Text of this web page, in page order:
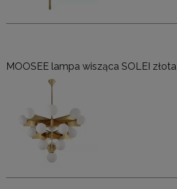
MOOSEE lampa wisząca SOLEI złota